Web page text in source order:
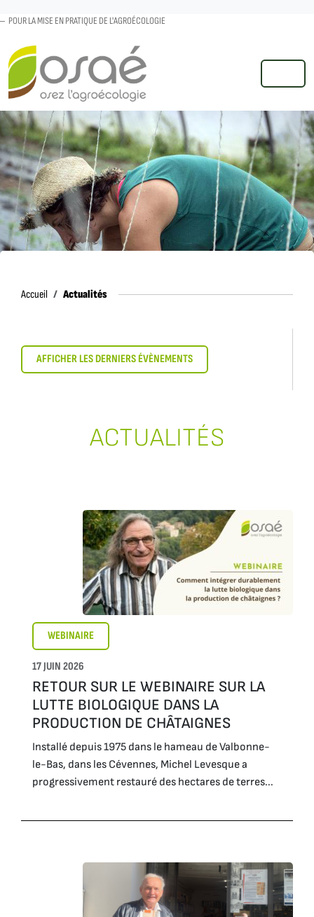
POUR LA MISE EN PRATIQUE DE L'AGROÉCOLOGIE
MENU
Accueil AccueilActualités
AFFICHER LES DERNIERS ÉVÈNEMENTS
ACTUALITÉS
WEBINAIRE
17 JUIN 2026
RETOUR SUR LE WEBINAIRE SUR LA
LUTTE BIOLOGIQUE DANS LA
PRODUCTION DE CHÂTAIGNES
Installé depuis 1975 dans le hameau de Valbonne-
le-Bas, dans les Cévennes, Michel Levesque a
progressivement restauré des hectares de terres...